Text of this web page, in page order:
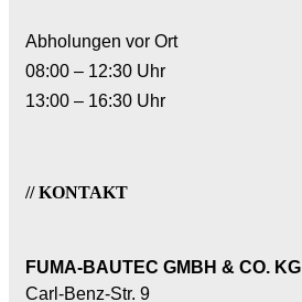
Abholungen vor Ort
08:00 – 12:30 Uhr
13:00 – 16:30 Uhr
// KONTAKT
FUMA-BAUTEC GMBH & CO. KG
Carl-Benz-Str. 9